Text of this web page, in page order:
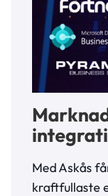
Med Askås
kraftfullaste